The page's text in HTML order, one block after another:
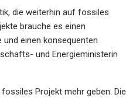
die weiterhin auf fossiles
brauche es einen
einen konsequenten
und Energieministerin
Projekt mehr geben. Die